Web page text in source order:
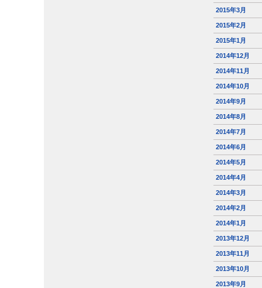
2015年3月
2015年2月
2015年1月
2014年12月
2014年11月
2014年10月
2014年9月
2014年8月
2014年7月
2014年6月
2014年5月
2014年4月
2014年3月
2014年2月
2014年1月
2013年12月
2013年11月
2013年10月
2013年9月